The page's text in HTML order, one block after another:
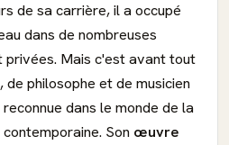
de sa carrière, il a occupé
dans de nombreuses
privées. Mais c'est avant tout
philosophe et de musicien
dans le monde de la
Son œuvre